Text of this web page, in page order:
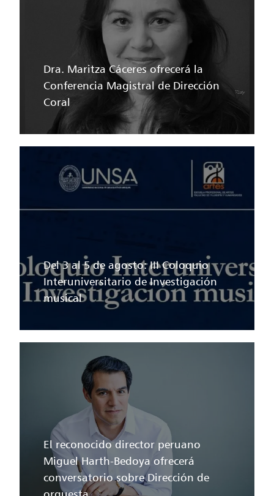
Dra. Maritza Cáceres ofrecerá la
Conferencia Magistral de Dirección
Coral
Del 3 al 5 de agosto: III Coloquio
Interuniversitario de Investigación
musical
El reconocido director peruano
Miguel Harth-Bedoya ofrecerá
conversatorio sobre Dirección de